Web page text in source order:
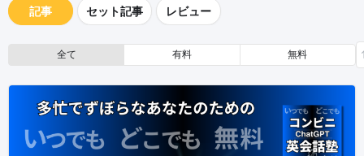
記事 セット記事 レビュー
全て 有料 無料